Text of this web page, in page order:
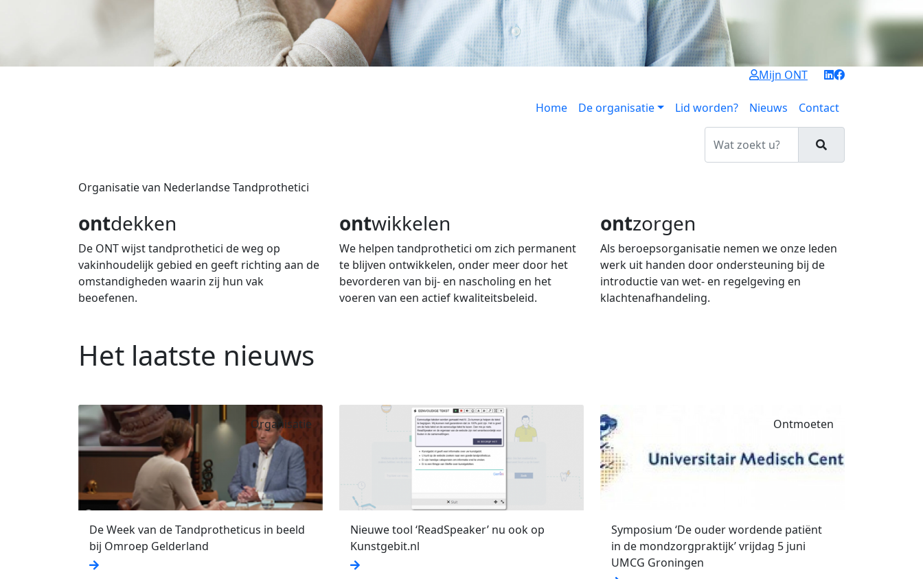
Mijn ONT
Home De organisatie Lid worden? Nieuws Contact
Organisatie van Nederlandse Tandprothetici
ontdekken
De ONT wijst tandprothetici de weg op
vakinhoudelijk gebied en geeft richting aan de
omstandigheden waarin zij hun vak
beoefenen.
ontwikkelen
We helpen tandprothetici om zich permanent
te blijven ontwikkelen, onder meer door het
bevorderen van bij- en nascholing en het
voeren van een actief kwaliteitsbeleid.
ontzorgen
Als beroepsorganisatie nemen we onze leden
werk uit handen door ondersteuning bij de
introductie van wet- en regelgeving en
klachtenafhandeling.
Het laatste nieuws
De Week van de Tandprotheticus in beeld
bij Omroep Gelderland
Organisatie
Nieuwe tool ‘ReadSpeaker’ nu ook op
Kunstgebit.nl
Symposium ‘De ouder wordende patiënt
in de mondzorgpraktijk’ vrijdag 5 juni
UMCG Groningen
Ontmoeten